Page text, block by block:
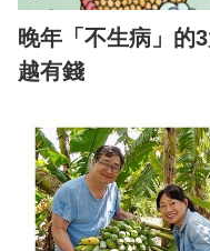
晚年「不生病」
越有錢